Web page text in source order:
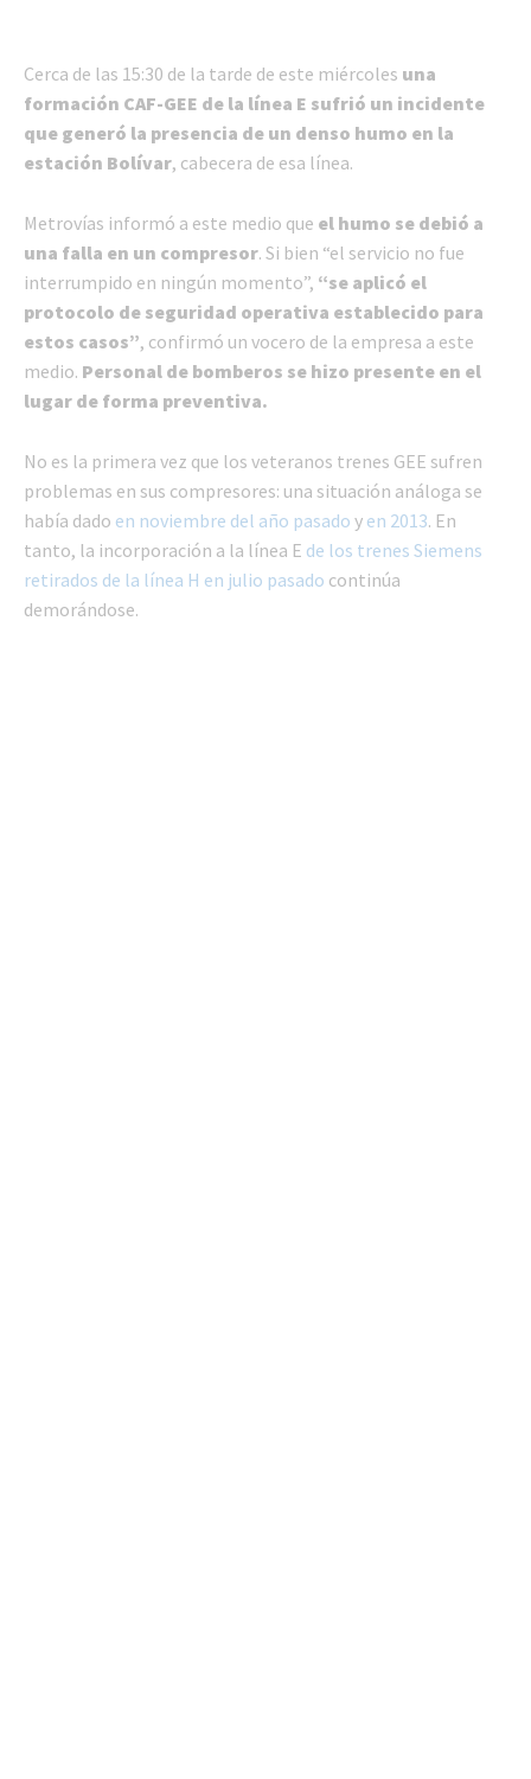
Cerca de las 15:30 de la tarde de este miércoles una
formación CAF-GEE de la línea E sufrió un incidente
que generó la presencia de un denso humo en la
estación Bolívar, cabecera de esa línea.
Metrovías informó a este medio que el humo se debió a
una falla en un compresor. Si bien “el servicio no fue
interrumpido en ningún momento”, “se aplicó el
protocolo de seguridad operativa establecido para
estos casos”, confirmó un vocero de la empresa a este
medio. Personal de bomberos se hizo presente en el
lugar de forma preventiva.
No es la primera vez que los veteranos trenes GEE sufren
problemas en sus compresores: una situación análoga se
había dado en noviembre del año pasado y en 2013. En
tanto, la incorporación a la línea E de los trenes Siemens
retirados de la línea H en julio pasado continúa
demorándose.